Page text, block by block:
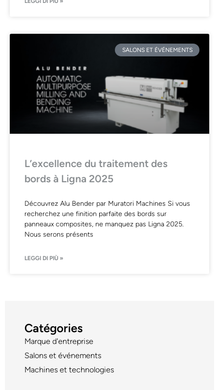
SALONS ET ÉVÉNEMENTS
L’excellence du traitement des
bords à Ligna 2025
Découvrez Alu Bender par Muratori Machines Si vous
recherchez une finition parfaite des bords sur
panneaux composites, ne manquez pas Ligna 2025.
Nous serons présents
LEGGI DI PIÙ »
Catégories
Marque d'entreprise
Salons et événements
Machines et technologies